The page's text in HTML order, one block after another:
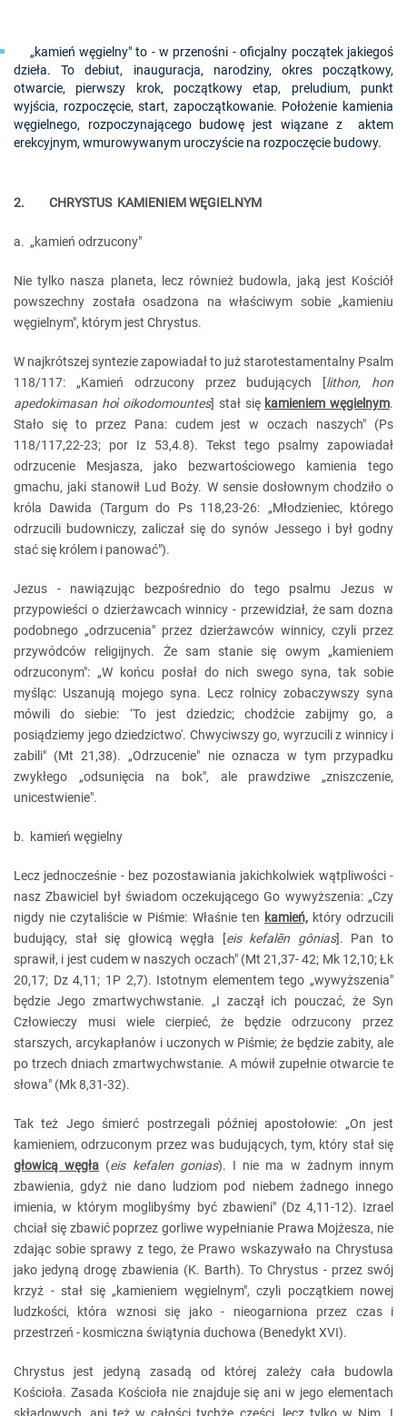
„kamień węgielny" to - w przenośni - oficjalny początek jakiegoś
dzieła. To debiut, inauguracja, narodziny, okres początkowy,
otwarcie, pierwszy krok, początkowy etap, preludium, punkt
wyjścia, rozpoczęcie, start, zapoczątkowanie. Położenie kamienia
węgielnego, rozpoczynającego budowę jest wiązane z aktem
erekcyjnym, wmurowywanym uroczyście na rozpoczęcie budowy.
2. CHRYSTUS KAMIENIEM WĘGIELNYM
a. „kamień odrzucony"
Nie tylko nasza planeta, lecz również budowla, jaką jest Kościół
powszechny została osadzona na właściwym sobie „kamieniu
węgielnym", którym jest Chrystus.
W najkrótszej syntezie zapowiadał to już starotestamentalny Psalm
118/117: „Kamień odrzucony przez budujących [lithon, hon
apedokimasan hοἱ oikodomountes] stał się kamieniem węgielnym.
Stało się to przez Pana: cudem jest w oczach naszych" (Ps
118/117,22-23; por Iz 53,4.8). Tekst tego psalmy zapowiadał
odrzucenie Mesjasza, jako bezwartościowego kamienia tego
gmachu, jaki stanowił Lud Boży. W sensie dosłownym chodziło o
króla Dawida (Targum do Ps 118,23-26: „Młodzieniec, którego
odrzucili budowniczy, zaliczał się do synów Jessego i był godny
stać się królem i panować").
Jezus - nawiązując bezpośrednio do tego psalmu Jezus w
przypowieści o dzierżawcach winnicy - przewidział, że sam dozna
podobnego „odrzucenia" przez dzierżawców winnicy, czyli przez
przywódców religijnych. Że sam stanie się owym „kamieniem
odrzuconym": „W końcu posłał do nich swego syna, tak sobie
myśląc: Uszanują mojego syna. Lecz rolnicy zobaczywszy syna
mówili do siebie: ‘To jest dziedzic; chodźcie zabijmy go, a
posiądziemy jego dziedzictwo'. Chwyciwszy go, wyrzucili z winnicy i
zabili" (Mt 21,38). „Odrzucenie" nie oznacza w tym przypadku
zwykłego „odsunięcia na bok", ale prawdziwe „zniszczenie,
unicestwienie".
b. kamień węgielny
Lecz jednocześnie - bez pozostawiania jakichkolwiek wątpliwości -
nasz Zbawiciel był świadom oczekującego Go wywyższenia: „Czy
nigdy nie czytaliście w Piśmie: Właśnie ten kamień,który odrzucili
budujący, stał się głowicą węgła [eis kefalēn gônias]. Pan to
sprawił, i jest cudem w naszych oczach" (Mt 21,37- 42; Mk 12,10; Łk
20,17; Dz 4,11; 1P 2,7). Istotnym elementem tego „wywyższenia"
będzie Jego zmartwychwstanie. „I zaczął ich pouczać, że Syn
Człowieczy musi wiele cierpieć, że będzie odrzucony przez
starszych, arcykapłanów i uczonych w Piśmie; że będzie zabity, ale
po trzech dniach zmartwychwstanie. A mówił zupełnie otwarcie te
słowa" (Mk 8,31-32).
Tak też Jego śmierć postrzegali później apostołowie: „On jest
kamieniem, odrzuconym przez was budujących, tym, który stał się
głowicą węgła (eis kefalen gonias). I nie ma w żadnym innym
zbawienia, gdyż nie dano ludziom pod niebem żadnego innego
imienia, w którym moglibyśmy być zbawieni" (Dz 4,11-12). Izrael
chciał się zbawić poprzez gorliwe wypełnianie Prawa Mojżesza, nie
zdając sobie sprawy z tego, że Prawo wskazywało na Chrystusa
jako jedyną drogę zbawienia (K. Barth). To Chrystus - przez swój
krzyż - stał się „kamieniem węgielnym", czyli początkiem nowej
ludzkości, która wznosi się jako - nieogarniona przez czas i
przestrzeń - kosmiczna świątynia duchowa (Benedykt XVI).
Chrystus jest jedyną zasadą od której zależy cała budowla
Kościoła. Zasada Kościoła nie znajduje się ani w jego elementach